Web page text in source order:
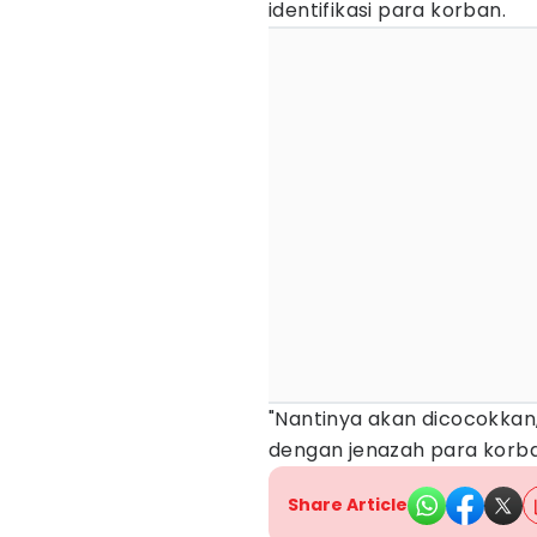
identifikasi para korban.
"Nantinya akan
dengan jenazah para
Share Article